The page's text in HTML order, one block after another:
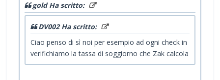
gold Ha scritto:
DV002 Ha scritto:
Ciao penso di sì noi per esempio ad ogni check in
verifichiamo la tassa di soggiorno che Zak calcola